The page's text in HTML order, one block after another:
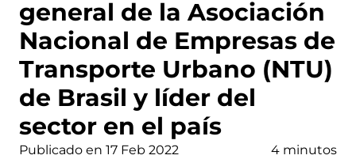
general de la Asociación
Nacional de Empresas de
Transporte Urbano (NTU)
de Brasil y líder del
sector en el país
Publicado en 17 Feb 2022 4 minutos